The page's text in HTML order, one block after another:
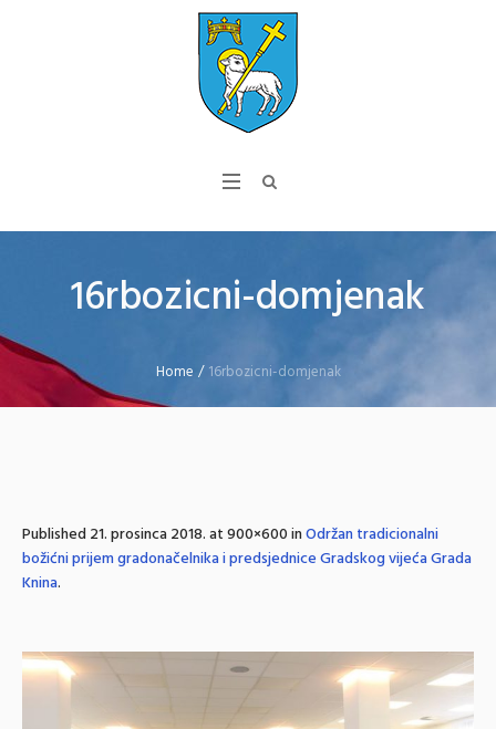
16rbozicni-domjenak
Home /16rbozicni-domjenak
Published21. prosinca 2018.at 900×600 inOdržan tradicionalni
božićni prijem gradonačelnika i predsjednice Gradskog vijeća Grada
Knina.